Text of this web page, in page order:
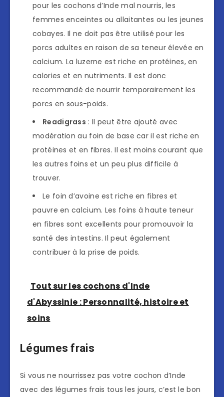
pour les cochons d’Inde mal nourris, les
femmes enceintes ou allaitantes ou les jeunes
cobayes. Il ne doit pas être utilisé pour les
porcs adultes en raison de sa teneur élevée en
calcium. La luzerne est riche en protéines, en
calories et en nutriments. Il est donc
recommandé de nourrir temporairement les
porcs en sous-poids.
Readigrass : Il peut être ajouté avec
modération au foin de base car il est riche en
protéines et en fibres. Il est moins courant que
les autres foins et un peu plus difficile à
trouver.
Le foin d’avoine est riche en fibres et
pauvre en calcium. Les foins à haute teneur
en fibres sont excellents pour promouvoir la
santé des intestins. Il peut également
contribuer à la prise de poids.
Tout sur les cochons d'Inde
d'Abyssinie : Personnalité, histoire et
soins
Légumes frais
Si vous ne nourrissez pas votre cochon d’Inde
avec des légumes frais tous les jours, c’est le bon